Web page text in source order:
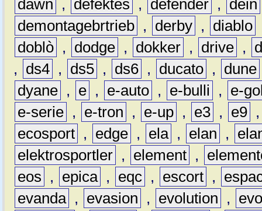
dawn , defektes , defender , dein
demontagebrtrieb , derby , diablo
doblò , dodge , dokker , drive ,
,
ds4 , ds5 , ds6 , ducato , dune
dyane , e , e-auto , e-bulli ,
e-
e-serie , e-tron , e-up , e3 , e9
ecosport , edge , ela , elan ,
elektrosportler , element ,
eos
, epica , eqc , escort ,
evanda , evasion , evolution ,